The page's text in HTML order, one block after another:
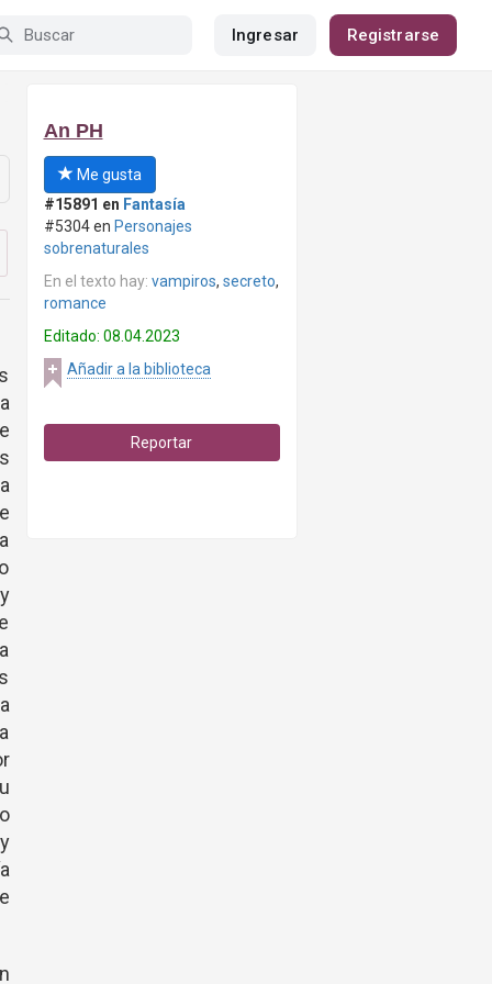
Ingresar Registrarse
An PH
Me gusta
#15891 en Fantasía
#5304 en Personajes
sobrenaturales
En el texto hay: vampiros, secreto,
romance
Editado: 08.04.2023
Añadir a la biblioteca
Reportar